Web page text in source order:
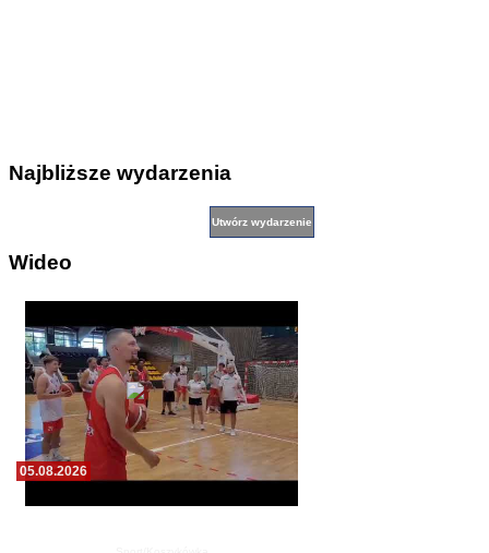
Najbliższe wydarzenia
Wideo
05.08.2026